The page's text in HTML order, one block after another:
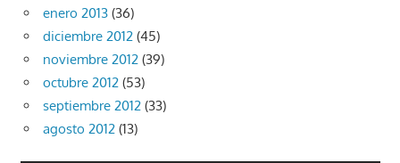
enero 2013 (36)
diciembre 2012 (45)
noviembre 2012 (39)
octubre 2012 (53)
septiembre 2012 (33)
agosto 2012 (13)